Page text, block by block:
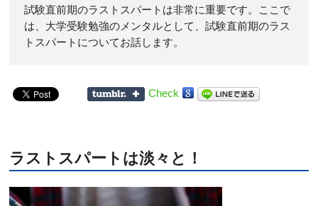
試験直前期のラストスパートは非常に重要です。ここで
は、大学受験勉強のメンタルとして、試験直前期のラス
トスパートについてお話します。
Check
ラストスパートは淡々と！